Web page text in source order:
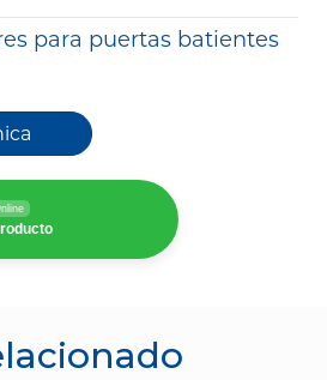
para puertas batientes